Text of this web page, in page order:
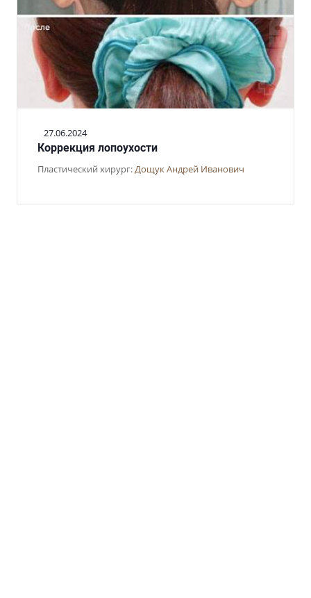
27.06.2024
Коррекция лопоухости
Пластический хирург: Дощук Андрей Иванович